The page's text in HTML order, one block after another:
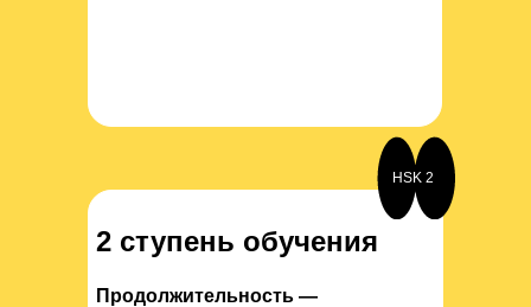
Продолжительность —
HSK 2
2 ступень обучения